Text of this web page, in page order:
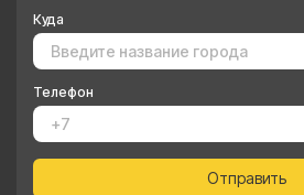
Куда
Телефон